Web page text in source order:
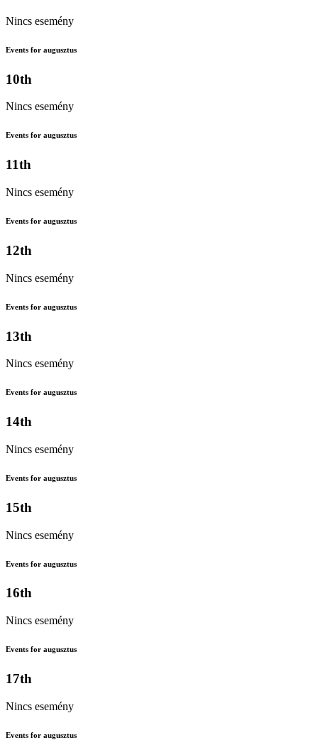
Nincs esemény
Events for augusztus
10th
Nincs esemény
Events for augusztus
11th
Nincs esemény
Events for augusztus
12th
Nincs esemény
Events for augusztus
13th
Nincs esemény
Events for augusztus
14th
Nincs esemény
Events for augusztus
15th
Nincs esemény
Events for augusztus
16th
Nincs esemény
Events for augusztus
17th
Nincs esemény
Events for augusztus